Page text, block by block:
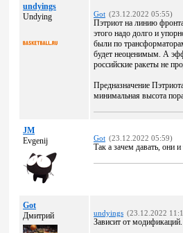
undyings
Undying
Got (23.12.2022 05:55)
Пэтриот на линию
этого надо долго и
были по
будет неоценимым. А
российские ракеты не
Предназначение
минимальная высота
JM
Evgenij
Got (23.12.2022 05:59)
Так а зачем давать, они
Got
Дмитрий
undyings (23.12.2022
Зависит от